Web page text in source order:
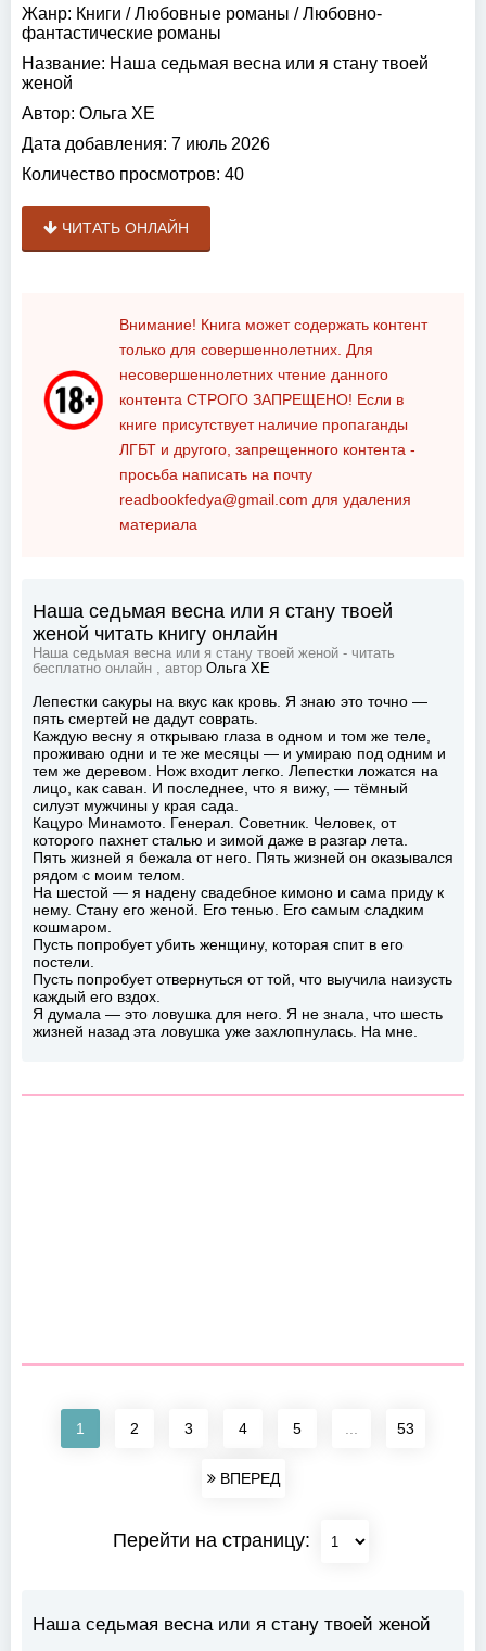
Жанр: Книги /Любовные романы /Любовно-
фантастические романы
Название: Наша седьмая весна или я стану твоей
женой
Автор: Ольга ХЕ
Дата добавления: 7 июль 2026
Количество просмотров: 40
ЧИТАТЬ ОНЛАЙН
Внимание! Книга может содержать контент
только для совершеннолетних. Для
несовершеннолетних чтение данного
контента СТРОГО ЗАПРЕЩЕНО! Если в
книге присутствует наличие пропаганды
ЛГБТ и другого, запрещенного контента -
просьба написать на почту
readbookfedya@gmail.com для удаления
материала
Наша седьмая весна или я стану твоей
женой читать книгу онлайн
Наша седьмая весна или я стану твоей женой - читать
бесплатно онлайн , автор Ольга ХЕ
Лепестки сакуры на вкус как кровь. Я знаю это точно —
пять смертей не дадут соврать.
Каждую весну я открываю глаза в одном и том же теле,
проживаю одни и те же месяцы — и умираю под одним и
тем же деревом. Нож входит легко. Лепестки ложатся на
лицо, как саван. И последнее, что я вижу, — тёмный
силуэт мужчины у края сада.
Кацуро Минамото. Генерал. Советник. Человек, от
которого пахнет сталью и зимой даже в разгар лета.
Пять жизней я бежала от него. Пять жизней он оказывался
рядом с моим телом.
На шестой — я надену свадебное кимоно и сама приду к
нему. Стану его женой. Его тенью. Его самым сладким
кошмаром.
Пусть попробует убить женщину, которая спит в его
постели.
Пусть попробует отвернуться от той, что выучила наизусть
каждый его вздох.
Я думала — это ловушка для него. Я не знала, что шесть
жизней назад эта ловушка уже захлопнулась. На мне.
1 2 3 4 5 53
ВПЕРЕД
Перейти на страницу:
Наша седьмая весна или я стану твоей женой